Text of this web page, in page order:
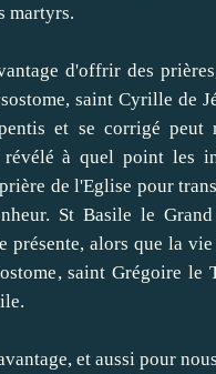
martyrs.
d'offrir des
, saint Cyrille de
et se corrigé peut
à quel point les
de l'Eglise pour
. St Basile le Grand
présente, alors que la
, saint Grégoire le
.
, et aussi pour